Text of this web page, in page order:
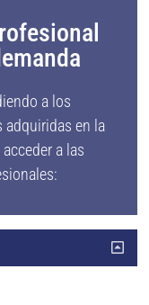
a los
en la
a las